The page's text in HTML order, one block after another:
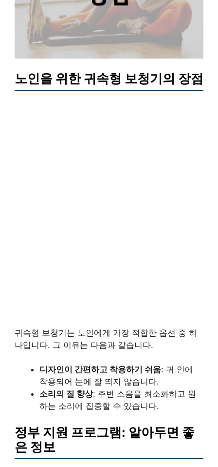
노인을 위한 귀속형 보청기의 장점
귀속형 보청기는 노인에게 가장 적합한 옵션 중 하
나입니다. 그 이유는 다음과 같습니다.
디자인이 간편하고 착용하기 쉬움: 귀 안에
착용되어 눈에 잘 띄지 않습니다.
소리의 질 향상: 주변 소음을 최소화하고 원
하는 소리에 집중할 수 있습니다.
정부 지원 프로그램: 알아두면 좋
은 정보